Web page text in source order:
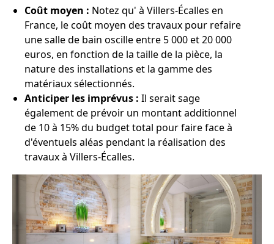
Coût moyen : Notez qu' à Villers-Écalles en
France, le coût moyen des travaux pour refaire
une salle de bain oscille entre 5 000 et 20 000
euros, en fonction de la taille de la pièce, la
nature des installations et la gamme des
matériaux sélectionnés.
Anticiper les imprévus : Il serait sage
également de prévoir un montant additionnel
de 10 à 15% du budget total pour faire face à
d'éventuels aléas pendant la réalisation des
travaux à Villers-Écalles.